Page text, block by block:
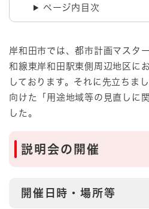
ページ内目次
岸和田市では、都市計画マスタ
和線東岸和田駅東側周辺地区に
しております。それに先立ちま
向けた「用途地域等の見直しに
した。
説明会の開催
開催日時・場所等